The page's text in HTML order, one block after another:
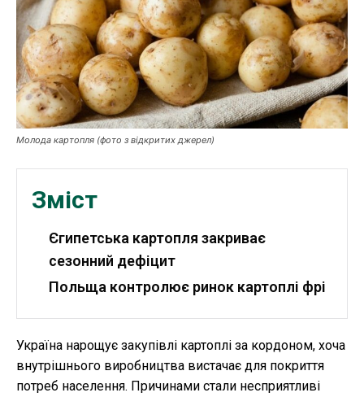
Робота і освіта
Публікації
ФОП
Курс валют
Ми в соц. мережах
Молода картопля (фото з відкритих джерел)
Зміст
Єгипетська картопля закриває
сезонний дефіцит
Польща контролює ринок картоплі фрі
Україна нарощує закупівлі картоплі за кордоном, хоча
внутрішнього виробництва вистачає для покриття
потреб населення. Причинами стали несприятливі